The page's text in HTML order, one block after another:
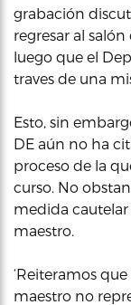
grabación
regresar al salón
luego que el
traves de una
Esto, sin
DE aún no ha
proceso de la
curso. No
medida
maestro.
‘Reiteramos
maestro no